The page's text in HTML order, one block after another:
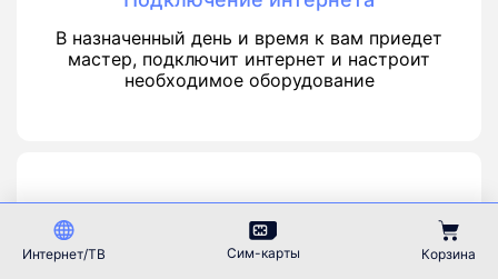
В назначенный день и время к вам приедет
мастер, подключит интернет и настроит
необходимое оборудование
Подключить интернет
Боброве
Интернет/ТВ Сим-карты Корзина